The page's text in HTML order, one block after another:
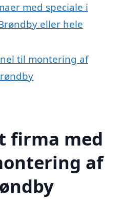
med speciale i
eller hele
til montering af
firma med
af